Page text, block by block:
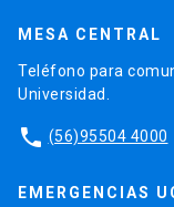
MESA CENTRAL
Teléfono para
Universidad.
phone (56)95504 4000
EMERGENCIAS